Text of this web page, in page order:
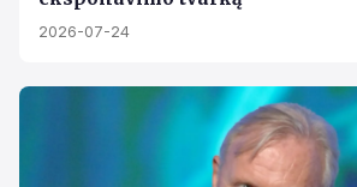
2026-07-24